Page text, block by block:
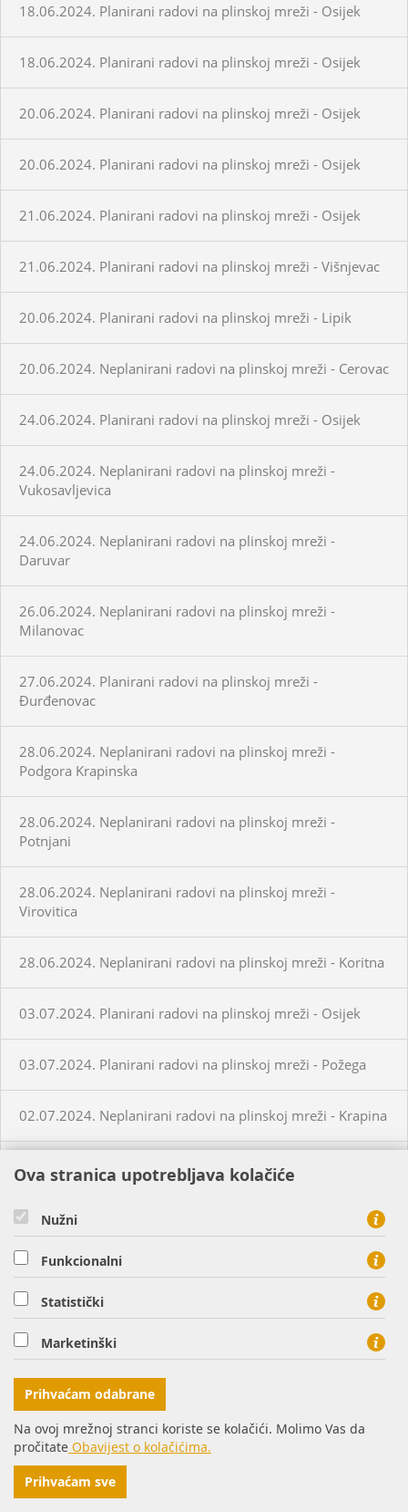
18.06.2024. Planirani radovi na plinskoj mreži - Osijek
18.06.2024. Planirani radovi na plinskoj mreži - Osijek
20.06.2024. Planirani radovi na plinskoj mreži - Osijek
20.06.2024. Planirani radovi na plinskoj mreži - Osijek
21.06.2024. Planirani radovi na plinskoj mreži - Osijek
21.06.2024. Planirani radovi na plinskoj mreži - Višnjevac
20.06.2024. Planirani radovi na plinskoj mreži - Lipik
20.06.2024. Neplanirani radovi na plinskoj mreži - Cerovac
24.06.2024. Planirani radovi na plinskoj mreži - Osijek
24.06.2024. Neplanirani radovi na plinskoj mreži -
Vukosavljevica
24.06.2024. Neplanirani radovi na plinskoj mreži -
Daruvar
26.06.2024. Neplanirani radovi na plinskoj mreži -
Milanovac
27.06.2024. Planirani radovi na plinskoj mreži -
Đurđenovac
28.06.2024. Neplanirani radovi na plinskoj mreži -
Podgora Krapinska
28.06.2024. Neplanirani radovi na plinskoj mreži -
Potnjani
28.06.2024. Neplanirani radovi na plinskoj mreži -
Virovitica
28.06.2024. Neplanirani radovi na plinskoj mreži - Koritna
03.07.2024. Planirani radovi na plinskoj mreži - Osijek
03.07.2024. Planirani radovi na plinskoj mreži - Požega
02.07.2024. Neplanirani radovi na plinskoj mreži - Krapina
05.07.2024. Planirani radovi na plinskoj mreži - Slatina
03.07.2024. Planirani radovi na plinskoj mreži - Višnjevac
03.07.2024. Planirani radovi na plinskoj mreži - Virovitica
03.07.2024. Planirani radovi na plinskoj mreži - Virovitica
03.07.2024. - 04.07.2024. - Planirani radovi na plinskoj
mreži - Sirač
03.07.2024. Neplanirani radovi na plinskoj mreži - Lozan
Ova stranica upotrebljava kolačiće
Nužni
Funkcionalni
Statistički
Marketinški
Prihvaćam odabrane
Na ovoj mrežnoj stranci koriste se kolačići. Molimo Vas da
pročitate Obavijest o kolačićima.
Prihvaćam sve